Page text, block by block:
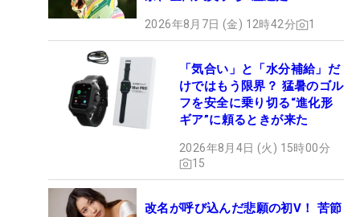
2026年8月7日 (金) 12時42分 1
「気合い」と「水分補給」だ
けではもう限界？ 猛暑のゴル
フを安全に乗り切る“進化形
ギア”に頼るときが来た
2026年8月4日 (火) 15時00分
15
改名が呼び込んだ悲願の初V！ 苦節